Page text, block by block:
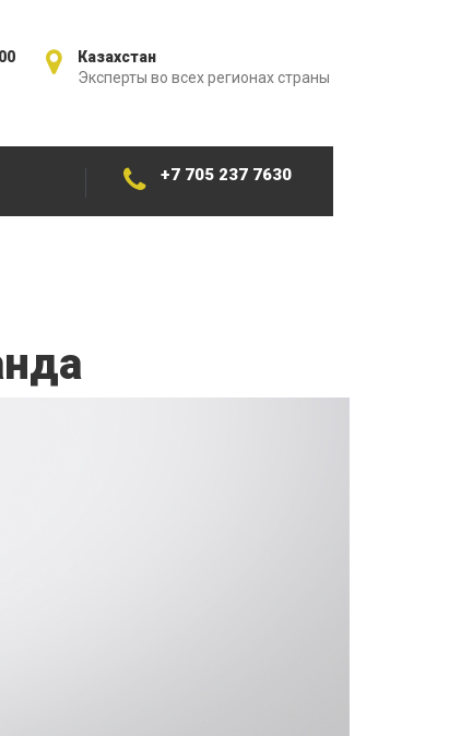
Казахстан
Эксперты во всех регионах страны
+7 705 237 7630